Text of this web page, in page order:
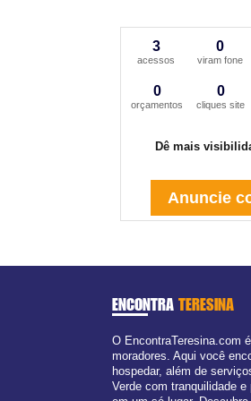
3
acessos
0
viram fone
0
orçamentos
0
cliques site
Dê mais
Anuncie
ENCONTRATERESINA
O EncontraTeresina.com
moradores. Aqui você
hospedar, além de
Verde com tranquilidade